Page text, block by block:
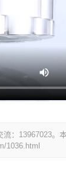
：13967023。
1036.html